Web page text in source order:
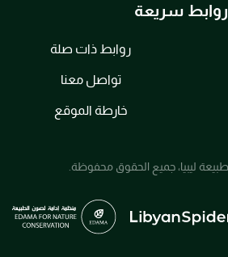
روابط سريعة
روابط ذات صلة
تواصل معنا
خارطة الموقع